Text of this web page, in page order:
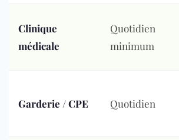
Clinique
médicale
Quotidien
minimum
Garderie / CPE Quotidien